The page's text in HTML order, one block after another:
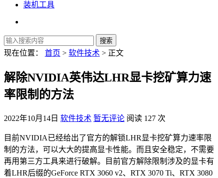
装机工具
现在位置： 首页 > 软件技术 > 正文
解除NVIDIA英伟达LHR显卡挖矿算力速
率限制的方法
2022年10月14日 软件技术 暂无评论 阅读 127 次
目前NVIDIA已经给出了官方的解锁LHR显卡挖矿算力速率限
制的方法，可以大大的提高显卡性能。而且安全稳定，不需要
再用第三方工具来进行破解。目前官方解除限制涉及的显卡有
着LHR后缀的GeForce RTX 3060 v2、RTX 3070 Ti、RTX 3080